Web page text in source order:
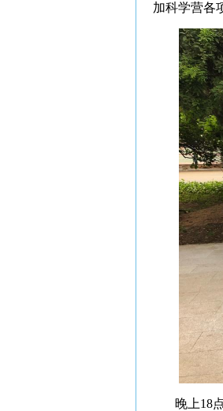
加科学营各
晚上18点